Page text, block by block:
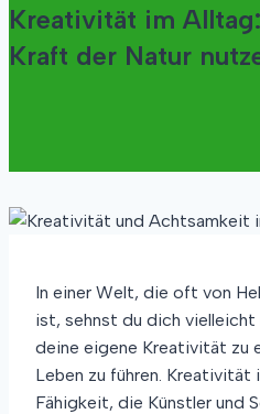
Kreativität im
Kraft der Natur
In einer Welt, die oft von
ist, sehnst du dich
deine eigene Kreativität zu
Leben zu führen. Kreativität
Fähigkeit, die Künstler und